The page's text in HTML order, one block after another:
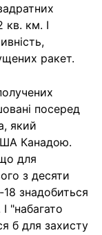
кв. км. І
ракет.
посеред
який
Канадою.
для
з десяти
знадобиться
"набагато
б для захисту